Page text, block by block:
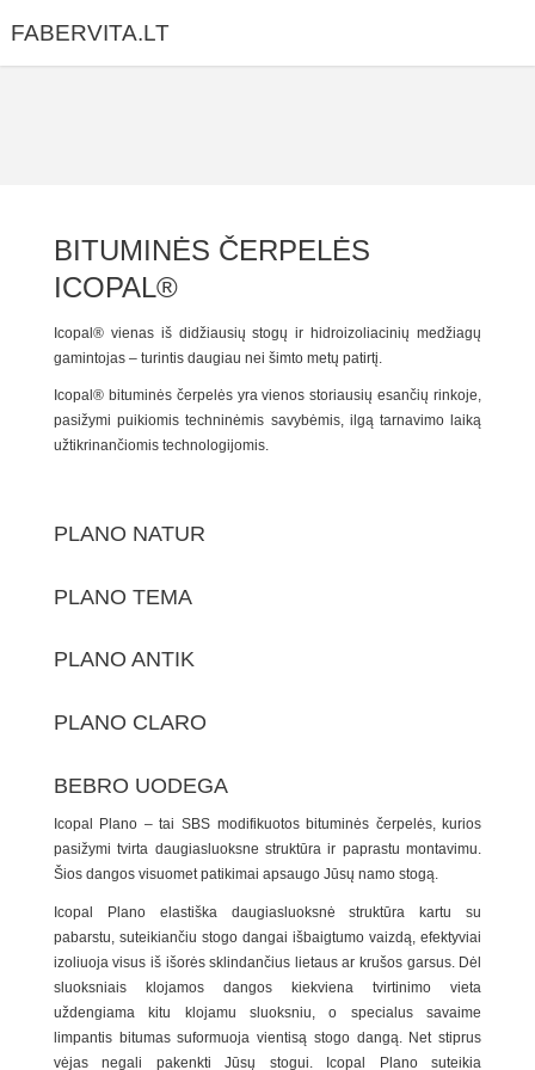
FABERVITA.LT
BITUMINĖS ČERPELĖS
ICOPAL®
Icopal® vienas iš didžiausių stogų ir hidroizoliacinių medžiagų
gamintojas – turintis daugiau nei šimto metų patirtį.
Icopal® bituminės čerpelės yra vienos storiausių esančių rinkoje,
pasižymi puikiomis techninėmis savybėmis, ilgą tarnavimo laiką
užtikrinančiomis technologijomis.
PLANO NATUR
PLANO TEMA
PLANO ANTIK
PLANO CLARO
BEBRO UODEGA
Icopal Plano – tai SBS modifikuotos bituminės čerpelės, kurios
pasižymi tvirta daugiasluoksne struktūra ir paprastu montavimu.
Šios dangos visuomet patikimai apsaugo Jūsų namo stogą.
Icopal Plano elastiška daugiasluoksnė struktūra kartu su
pabarstu, suteikiančiu stogo dangai išbaigtumo vaizdą, efektyviai
izoliuoja visus iš išorės sklindančius lietaus ar krušos garsus. Dėl
sluoksniais klojamos dangos kiekviena tvirtinimo vieta
uždengiama kitu klojamu sluoksniu, o specialus savaime
limpantis bitumas suformuoja vientisą stogo dangą. Net stiprus
vėjas negali pakenkti Jūsų stogui. Icopal Plano suteikia